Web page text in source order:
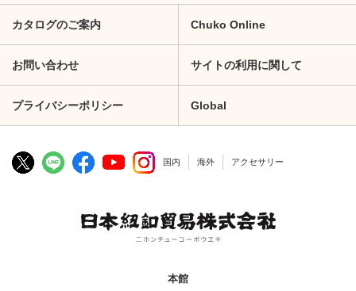
カタログのご案内 Chuko Online
お問い合わせ サイトの利用に関して
プライバシーポリシー Global
国内 海外 アクセサリー
本館